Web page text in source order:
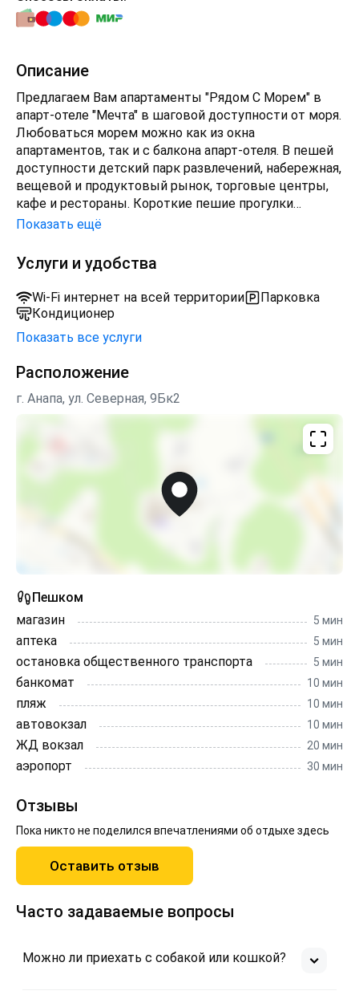
Описание
Предлагаем Вам апартаменты "Рядом С Морем" в
апарт-отеле "Мечта" в шаговой доступности от моря.
Любоваться морем можно как из окна
апартаментов, так и с балкона апарт-отеля. В пешей
доступности детский парк развлечений, набережная,
вещевой и продуктовый рынок, торговые центры,
кафе и рестораны. Короткие пешие прогулки
возможны по тенистым аллеям Пионерской рощи, а
проспект с красивым ландшафтом и
светодиодными фигурами. Я с любовью создала для
Вас уют и комфорт в наших однокомнатных
апартаментах. Двуспальная кровать и диван-
встроенный шкаф-купе с зеркалом во весь рост. В
кухне электроплита с духовкой, микроволновка,
электрочайник, холодильник, керамическая раковина
с современным смесителем. Ванная комната с
душевой кабиной, санузлом, стиральной машинкой с
функцией сушки. Цветовая гамма всей квартиры
располагает к спокойному и прекрасному отдыху!
Побывав у нас однажды Вы обязательно захотите
вернуться вновь!
P.s. При жилом комплексе есть кофейня с
божественными десертами и ресторан "Сыроварня"!
Показать ещё
Услуги и удобства
Wi-Fi интернет на всей территории
Парковка
Кондиционер
Показать все услуги
Расположение
г. Анапа, ул. Северная, 9Бк2
Пешком
магазин
5 мин
аптека 5 мин
остановка общественного транспорта 5 мин
банкомат 10 мин
пляж 10 мин
автовокзал 10 мин
ЖД вокзал 20 мин
аэропорт 30 мин
Отзывы
Пока никто не поделился впечатлениями об отдыхе здесь
Оставить отзыв
Часто задаваемые вопросы
Можно ли приехать с собакой или кошкой?